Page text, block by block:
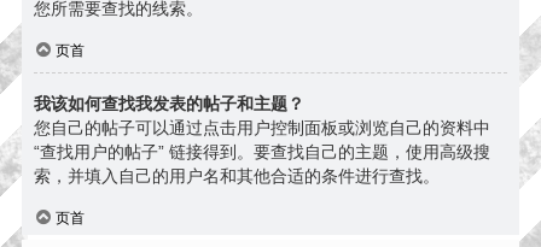
您所需要查找的线索。
页首
我该如何查找我发表的帖子和主题？
您自己的帖子可以通过点击用户控制面板或浏览自己的资料中
“查找用户的帖子” 链接得到。要查找自己的主题，使用高级搜
索，并填入自己的用户名和其他合适的条件进行查找。
页首